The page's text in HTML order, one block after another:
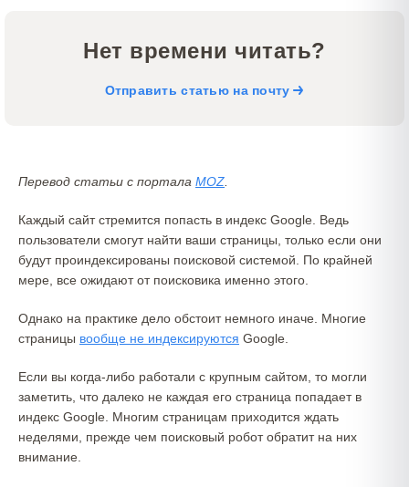
Нет времени читать?
Отправить статью на почту
Перевод статьи с портала MOZ
Каждый сайт стремится попасть в индекс Google. Ведь
пользователи смогут найти ваши страницы, только если они
будут проиндексированы поисковой системой. По крайней
мере, все ожидают от поисковика именно этого.
Однако на практике дело обстоит немного иначе. Многие
страницы вообще не индексируются Google.
Если вы когда-либо работали с крупным сайтом, то могли
заметить, что далеко не каждая его страница попадает в
индекс Google. Многим страницам приходится ждать
неделями, прежде чем поисковый робот обратит на них
внимание.